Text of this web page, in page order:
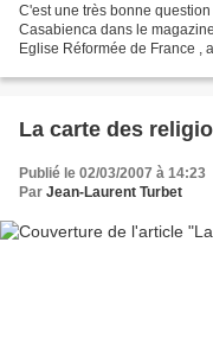
C'est une très bonne
Casabienca dans le
Eglise Réformée de France ,
La carte des
Publié le 02/03/2007 à 14:23
Par Jean-Laurent Turbet